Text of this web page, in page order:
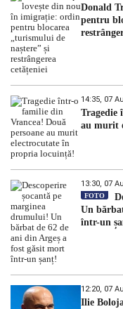
Donald
pentru
14:35, 07
Tragedie
au murit
13:30, 07
FOTO
Un
într-un
12:20, 07
Ilie